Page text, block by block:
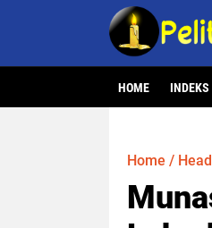
HOME INDEKS
Home /